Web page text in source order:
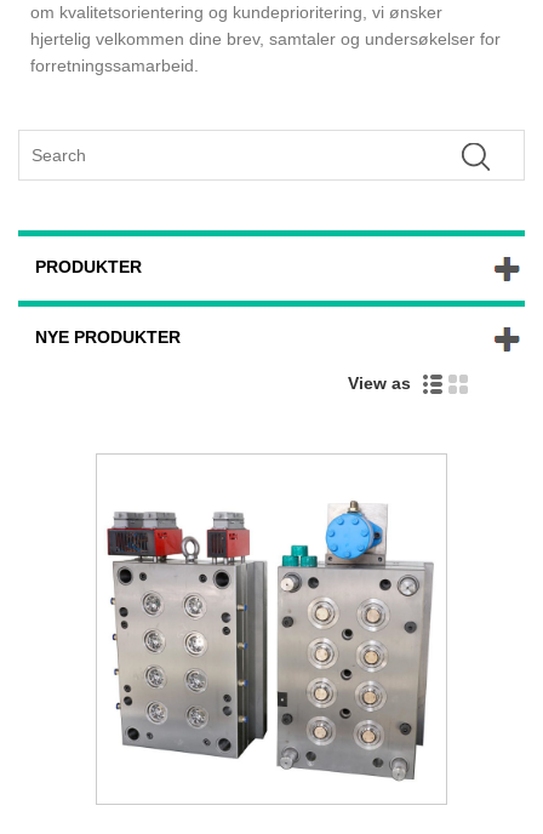
om kvalitetsorientering og kundeprioritering, vi ønsker
hjertelig velkommen dine brev, samtaler og undersøkelser for
forretningssamarbeid.
PRODUKTER
NYE PRODUKTER
View as